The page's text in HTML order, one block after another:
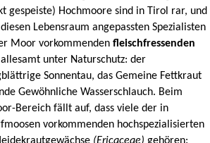
gespeiste) Hochmoore sind in Tirol rar, und
Lebensraum angepassten Spezialisten
Moor vorkommenden fleischfressenden
unter Naturschutz: der
Sonnentau, das Gemeine Fettkraut
Gewöhnliche Wasserschlauch. Beim
Bereich fällt auf, dass viele der in
vorkommenden hochspezialisierten